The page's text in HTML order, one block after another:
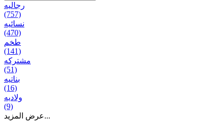
رجالیه
(757)
نسائیه
(470)
طخم
(141)
مشتركه
(51)
بناتیه
(16)
ولادیه
(9)
عرض المزيد...